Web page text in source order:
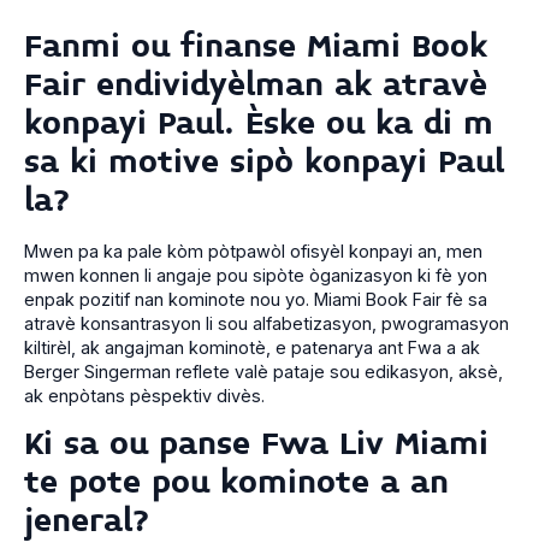
Fanmi ou finanse Miami Book
Fair endividyèlman ak atravè
konpayi Paul. Èske ou ka di m
sa ki motive sipò konpayi Paul
la?
Mwen pa ka pale kòm pòtpawòl ofisyèl konpayi an, men
mwen konnen li angaje pou sipòte òganizasyon ki fè yon
enpak pozitif nan kominote nou yo. Miami Book Fair fè sa
atravè konsantrasyon li sou alfabetizasyon, pwogramasyon
kiltirèl, ak angajman kominotè, e patenarya ant Fwa a ak
Berger Singerman reflete valè pataje sou edikasyon, aksè,
ak enpòtans pèspektiv divès.
Ki sa ou panse Fwa Liv Miami
te pote pou kominote a an
jeneral?